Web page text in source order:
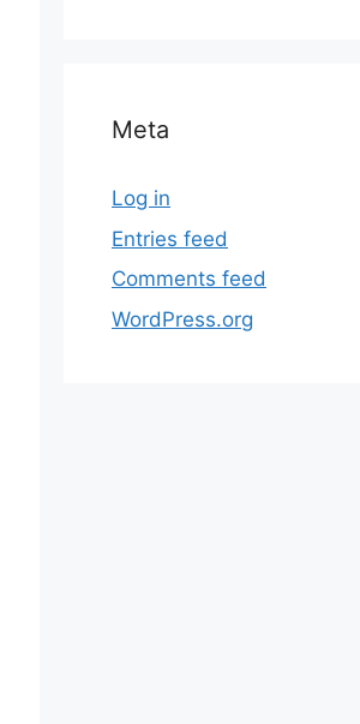
Meta
Log in
Entries feed
Comments feed
WordPress.org